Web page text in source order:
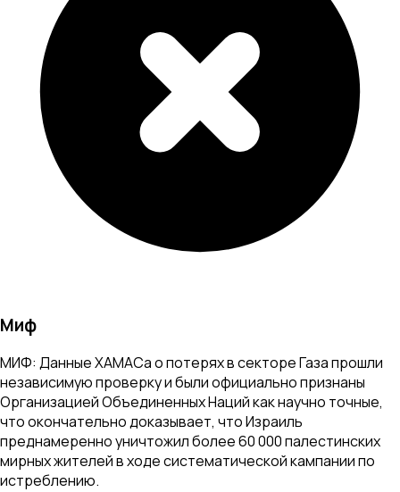
Миф
МИФ: Данные ХАМАСа о потерях в секторе Газа прошли
независимую проверку и были официально признаны
Организацией Объединенных Наций как научно точные,
что окончательно доказывает, что Израиль
преднамеренно уничтожил более 60 000 палестинских
мирных жителей в ходе систематической кампании по
истреблению.